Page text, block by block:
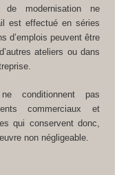
de modernisation ne
est effectué en séries
d’emplois peuvent être
ateliers ou dans
conditionnent pas
commerciaux et
qui conservent donc,
non négligeable.